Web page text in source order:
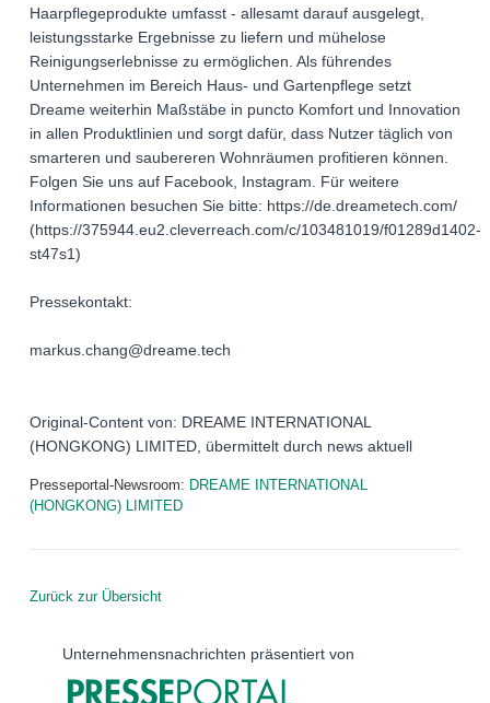
Haarpflegeprodukte umfasst - allesamt darauf ausgelegt,
leistungsstarke Ergebnisse zu liefern und mühelose
Reinigungserlebnisse zu ermöglichen. Als führendes
Unternehmen im Bereich Haus- und Gartenpflege setzt
Dreame weiterhin Maßstäbe in puncto Komfort und Innovation
in allen Produktlinien und sorgt dafür, dass Nutzer täglich von
smarteren und saubereren Wohnräumen profitieren können.
Folgen Sie uns auf Facebook, Instagram. Für weitere
Informationen besuchen Sie bitte: https://de.dreametech.com/
(https://375944.eu2.cleverreach.com/c/103481019/f01289d1402-
st47s1)
Pressekontakt:
markus.chang@dreame.tech
Original-Content von: DREAME INTERNATIONAL
(HONGKONG) LIMITED, übermittelt durch news aktuell
Presseportal-Newsroom: DREAME INTERNATIONAL
(HONGKONG) LIMITED
Zurück zur Übersicht
Unternehmensnachrichten präsentiert von